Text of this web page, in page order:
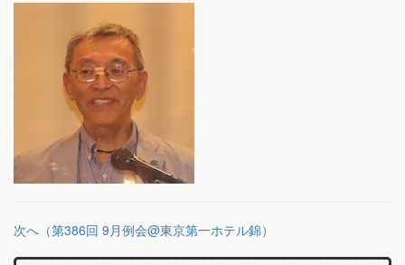
次へ（第386回 9月例会@東京第一ホテル錦）